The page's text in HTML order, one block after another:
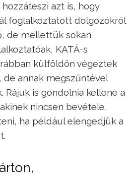
azt is, hogy
foglalkoztatott dolgozókról
de mellettük sokan
KATÁ-s
külföldön végeztek
de annak megszűntével
Rájuk is gondolnia kellene a
nincsen bevétele,
ha például elengedjük a